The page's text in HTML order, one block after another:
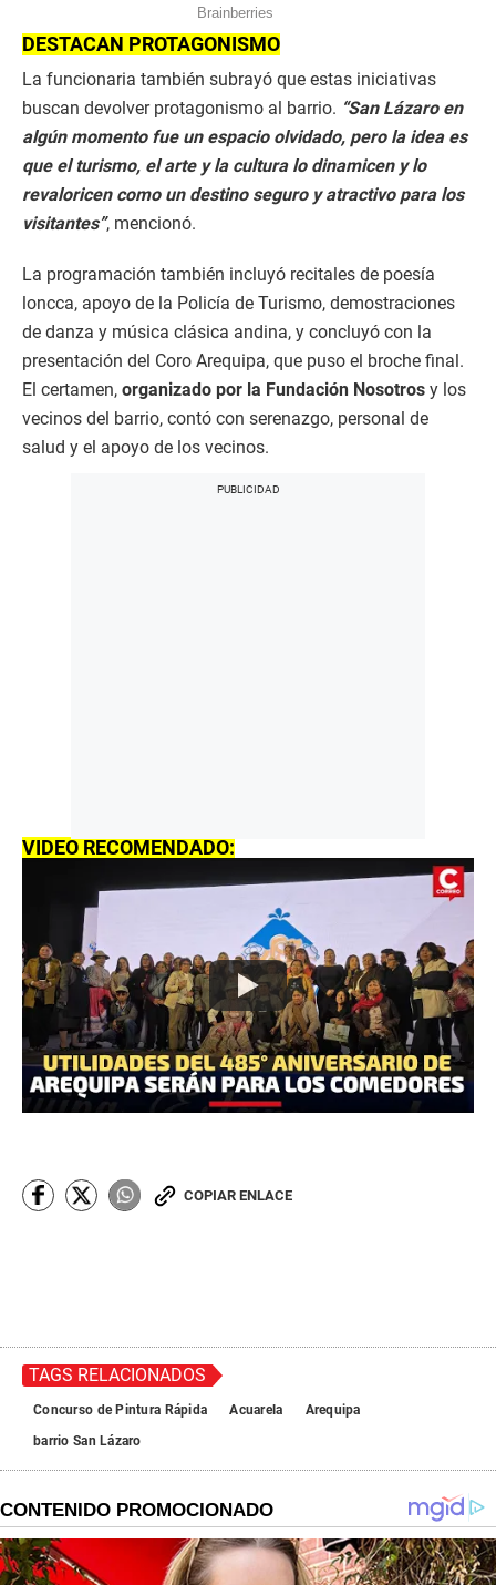
DESTACAN PROTAGONISMO
La funcionaria también subrayó que estas iniciativas
buscan devolver protagonismo al barrio. “San Lázaro en
algún momento fue un espacio olvidado, pero la idea es
que el turismo, el arte y la cultura lo dinamicen y lo
revaloricen como un destino seguro y atractivo para los
visitantes”, mencionó.
La programación también incluyó recitales de poesía
loncca, apoyo de la Policía de Turismo, demostraciones
de danza y música clásica andina, y concluyó con la
presentación del Coro Arequipa, que puso el broche final.
El certamen, organizado por la Fundación Nosotros y los
vecinos del barrio, contó con serenazgo, personal de
salud y el apoyo de los vecinos.
VIDEO RECOMENDADO:
COPIAR ENLACE
TAGS RELACIONADOS
Concurso de Pintura Rápida Acuarela
Arequipa
barrio San Lázaro